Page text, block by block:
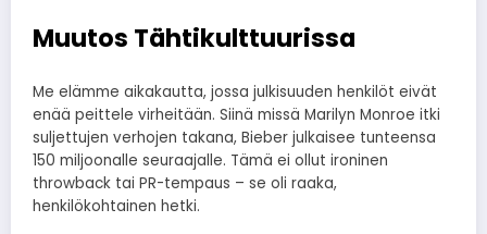
Muutos Tähtikulttuurissa
Me elämme aikakautta, jossa julkisuuden henkilöt eivät
enää peittele virheitään. Siinä missä Marilyn Monroe itki
suljettujen verhojen takana, Bieber julkaisee tunteensa
150 miljoonalle seuraajalle. Tämä ei ollut ironinen
throwback tai PR-tempaus – se oli raaka,
henkilökohtainen hetki.